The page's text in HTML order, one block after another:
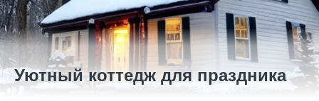
Уютный коттедж для праздника